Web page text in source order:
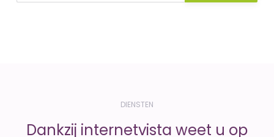
DIENSTEN
Dankzij internetvista weet u op